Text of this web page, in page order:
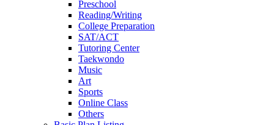
Preschool
Reading/Writing
College Preparation
SAT/ACT
Tutoring Center
Taekwondo
Music
Art
Sports
Online Class
Others